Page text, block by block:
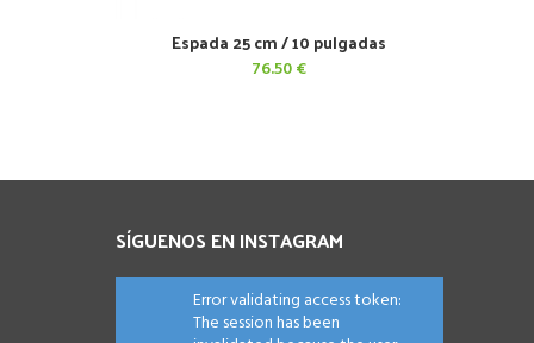
AÑADIR AL CARRITO
Espada 25 cm / 10 pulgadas
76.50€
SÍGUENOS EN INSTAGRAM
Error validating access token:
The session has been